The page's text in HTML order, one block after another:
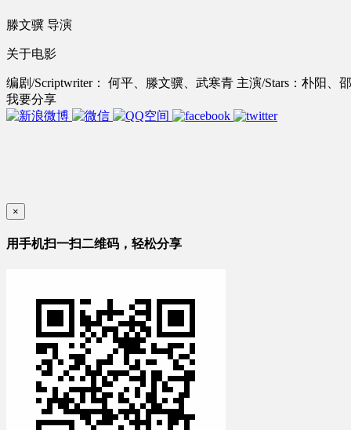
滕文骥 导演
关于电影
编剧/Scriptwriter： 何平、滕文骥、武寒青 主演/Stars：朴阳、
我要分享
×
用手机扫一扫二维码，轻松分享